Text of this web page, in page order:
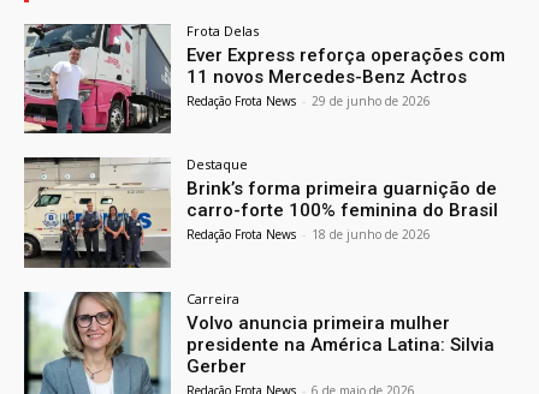
Frota Delas
Ever Express reforça operações com
11 novos Mercedes-Benz Actros
Redação Frota News - 29 de junho de 2026
Destaque
Brink’s forma primeira guarnição de
carro-forte 100% feminina do Brasil
Redação Frota News - 18 de junho de 2026
Carreira
Volvo anuncia primeira mulher
presidente na América Latina: Silvia
Gerber
Redação Frota News - 6 de maio de 2026